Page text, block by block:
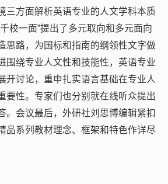
三方面解析英语专业的人文学科本质
校一面”提出了多元取向和多元面向
思路，为国标和指南的纲领性文字做
围绕专业人文性和技能性，英语专业
开讨论，重申扎实语言基础在专业人
要性。专家们也分别就在线听众提出
。会议最后，外研社刘思博编辑紧扣
品系列教材理念、框架和特色作详尽